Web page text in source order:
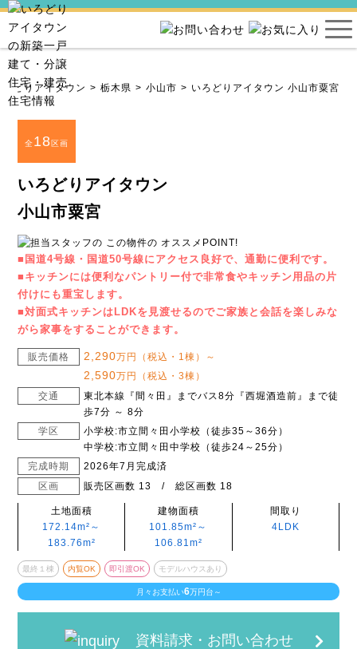
どりアイタウン 栃木県 小山市 いろどりアイタウン 小山市粟宮
全18区画
いろどりアイタウン
小山市粟宮
■国道4号線・国道50号線にアクセス良好で、通勤に便利です。
■キッチンには便利なパントリー付で非常食やキッチン用品の片
付けにも重宝します。
■対面式キッチンはLDKを見渡せるのでご家族と会話を楽しみな
がら家事をすることができます。
販売価格 2,290万円（税込・1棟）～
2,590万円（税込・3棟）
交通
東北本線『間々田』までバス8分『西堀酒造前』まで徒
歩7分 ～ 8分
学区
小学校:市立間々田小学校（徒歩35～36分）
中学校:市立間々田中学校（徒歩24～25分）
完成時期
2026年7月完成済
区画
販売区画数 13 / 総区画数 18
土地面積
172.14m²～
183.76m²
建物面積
101.85m²～
106.81m²
間取り
4LDK
最終１棟 内覧OK 即引渡OK モデルハウスあり
月々お支払い6万円台～
資料請求・お問い合わせ